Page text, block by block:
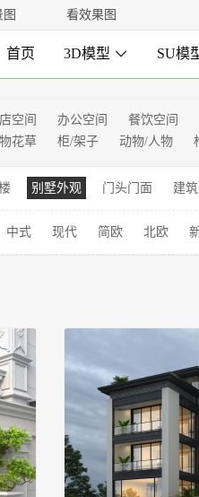
图 看效果图
首页 3D模型  SU模
空间 办公空间 餐饮空间
花草 柜/架子 动物/人物
别墅外观 门头门面 建
中式 现代 简欧 北欧